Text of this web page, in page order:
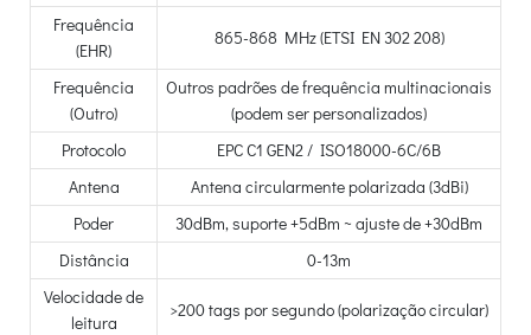
Frequência
(EHR)
865-868 MHz (ETSI EN 302 208)
Frequência
(Outro)
Outros padrões de frequência multinacionais
(podem ser personalizados)
Protocolo
EPC C1 GEN2 / ISO18000-6C/6B
Antena
Antena circularmente polarizada (3dBi)
Poder
30dBm, suporte +5dBm ~ ajuste de +30dBm
Distância
0-13m
Velocidade de
leitura
>200 tags por segundo (polarização circular)